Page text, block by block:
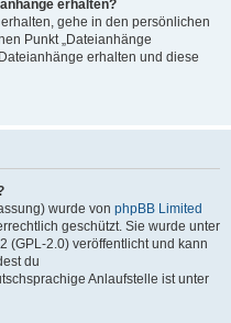
erhalten?
gehe in den persönlichen
Punkt „Dateianhänge
erhalten und diese
wurde von phpBB Limited
geschützt. Sie wurde unter
(GPL-2.0) veröffentlicht und kann
du
Anlaufstelle ist unter